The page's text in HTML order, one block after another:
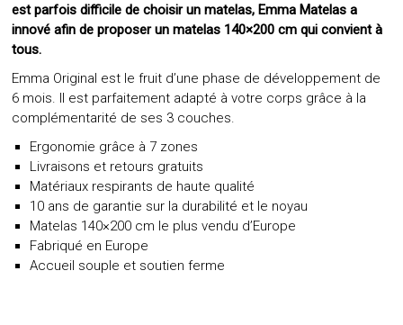
est parfois difficile de choisir un matelas, Emma Matelas a
innové afin de proposer un matelas 140×200 cm qui convient à
tous.
Emma Original est le fruit d’une phase de développement de
6 mois. Il est parfaitement adapté à votre corps grâce à la
complémentarité de ses 3 couches.
Ergonomie grâce à 7 zones
Livraisons et retours gratuits
Matériaux respirants de haute qualité
10 ans de garantie sur la durabilité et le noyau
Matelas 140×200 cm le plus vendu d’Europe
Fabriqué en Europe
Accueil souple et soutien ferme